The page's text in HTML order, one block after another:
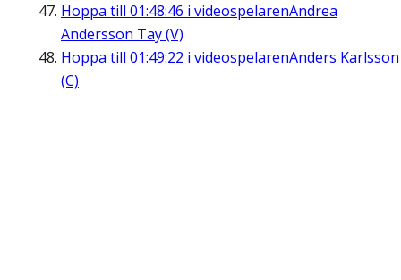
Hoppa till 01:48:46 i videospelarenAndrea
Andersson Tay (V)
Hoppa till 01:49:22 i videospelarenAnders Karlsson
(C)